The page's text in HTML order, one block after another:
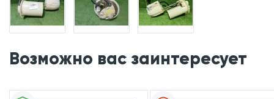
Возможно вас заинтересует